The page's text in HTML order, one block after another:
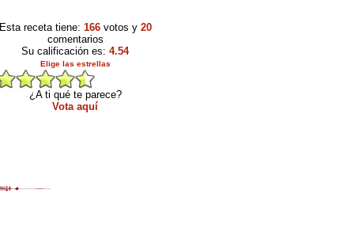
Esta receta tiene: 166votos y 20
comentarios
Su calificación es: 4.54
Elige las estrellas
¿A ti qué te parece?
Vota aquí